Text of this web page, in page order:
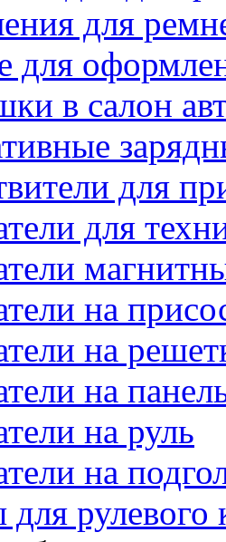
для
для
в салон
для
для
на
на
на
на руль
на
рулевого